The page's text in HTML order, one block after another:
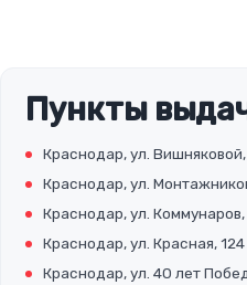
Пункты
Краснодар, ул. Вишняковой,
Краснодар, ул.
Краснодар, ул. Коммунаров,
Краснодар, ул. Красная, 124
Краснодар, ул. 40 лет